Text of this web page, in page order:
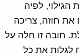
הגילוי, לפיה
חוזה, צריכה
חובה זו חלה על
לגלות את כל